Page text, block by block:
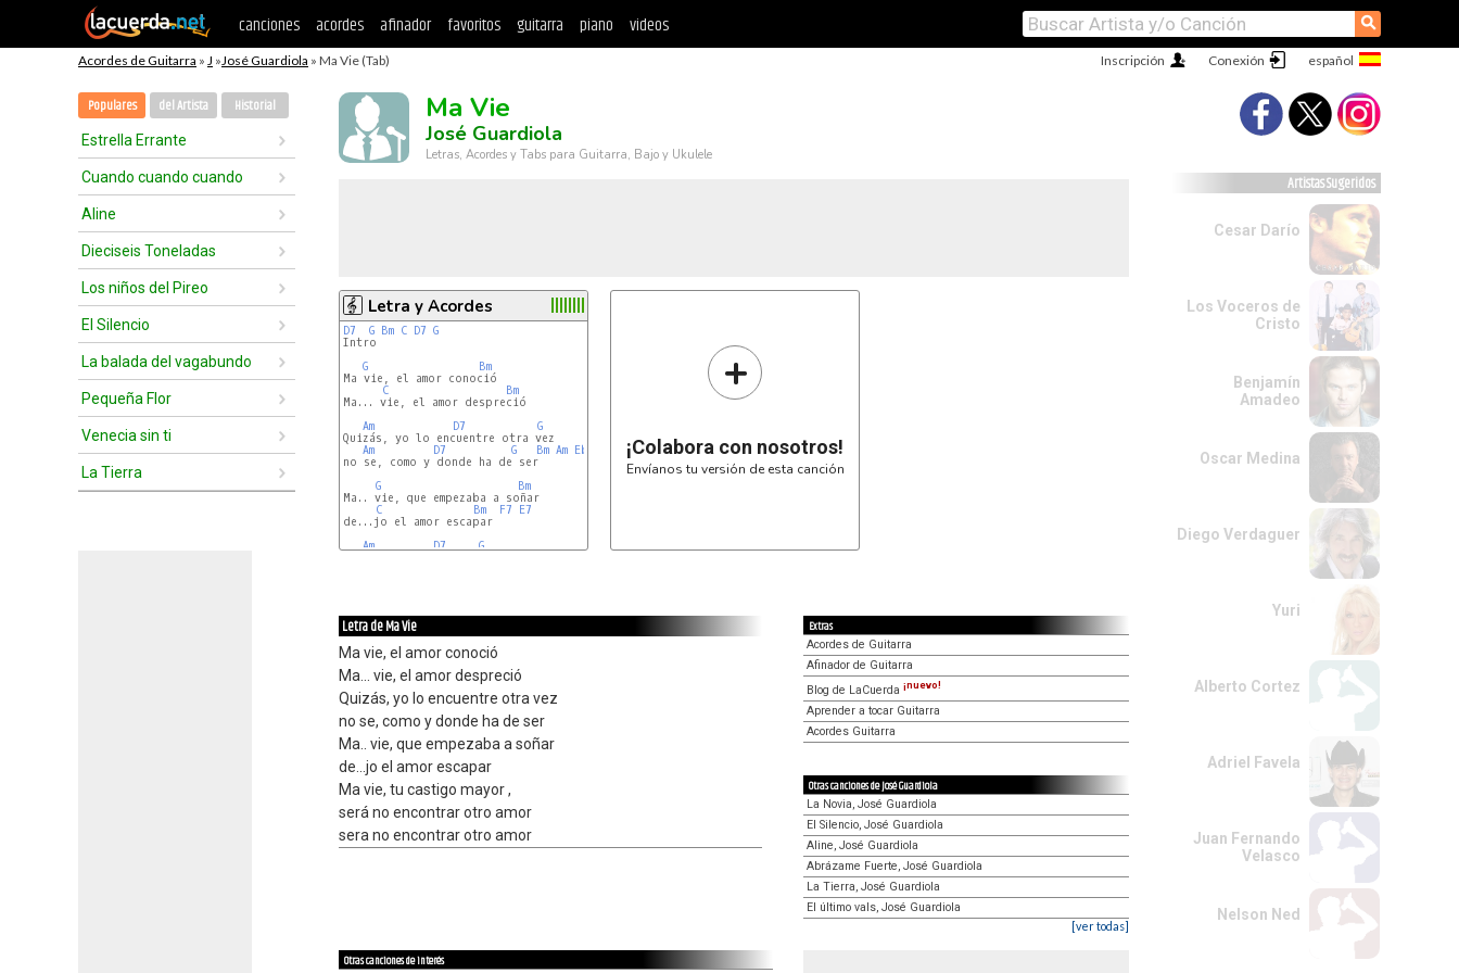
canciones acordes afinador favoritos guitarra piano videos ⚲
Acordes de Guitarra » J »José Guardiola » Ma Vie (Tab) Conexión
Inscripción
Populares del Artista Historial
Estrella Errante
Cuando cuando cuando
Aline
Dieciseis Toneladas
Los niños del Pireo
El Silencio
La balada del vagabundo
Pequeña Flor
Venecia sin ti
La Tierra
Ma Vie
José Guardiola
Letras, Acordes y Tabs para Guitarra, Bajo y Ukulele
Letra y Acordes
D7 G Bm C D7 G
Intro
G
Bm
Ma vie, el amor conoció
C
Bm
Ma... vie, el amor despreció
Am
D7
G
Quizás, yo lo encuentre otra vez
Am
D7 G Bm Am Eb
no se, como y donde ha de ser
G
Bm
Ma.. vie, que empezaba a soñar
C
Bm F7
E7
de...jo el amor escapar
Am
D7
G
+
¡Colabora con nosotros!
Envíanos tu versión de esta canción
Letra de Ma Vie
Ma vie, el amor conoció
Ma... vie, el amor despreció
Quizás, yo lo encuentre otra vez
no se, como y donde ha de ser
Ma.. vie, que empezaba a soñar
de...jo el amor escapar
Ma vie, tu castigo mayor ,
será no encontrar otro amor
sera no encontrar otro amor
Extras
Acordes de Guitarra
Afinador de Guitarra
Blog de LaCuerda ¡nuevo!
Aprender a tocar Guitarra
Acordes Guitarra
Otras canciones de José Guardiola
La Novia, José Guardiola
El Silencio, José Guardiola
Aline, José Guardiola
Abrázame Fuerte, José Guardiola
La Tierra, José Guardiola
El último vals, José Guardiola
[ver todas]
Otras canciones de interés
Artistas Sugeridos
Cesar Darío
Los Voceros de
Cristo
Benjamín
Amadeo
Oscar Medina
Diego Verdaguer
Yuri
Alberto Cortez
Adriel Favela
Juan Fernando
Velasco
Nelson Ned